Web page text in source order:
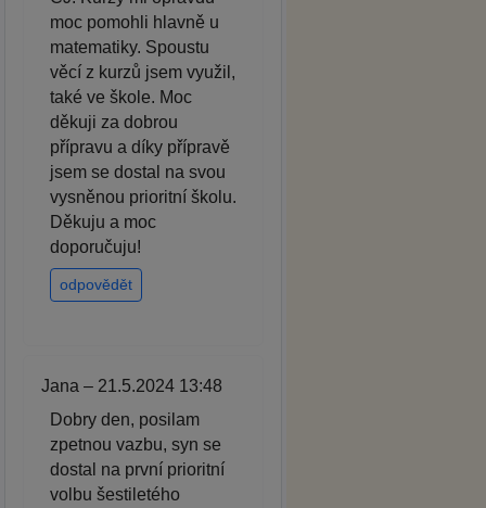
moc pomohli hlavně u
matematiky. Spoustu
věcí z kurzů jsem využil,
také ve škole. Moc
děkuji za dobrou
přípravu a díky přípravě
jsem se dostal na svou
vysněnou prioritní školu.
Děkuju a moc
doporučuju!
odpovědět
Jana – 21.5.2024 13:48
Dobry den, posilam
zpetnou vazbu, syn se
dostal na první prioritní
volbu šestiletého